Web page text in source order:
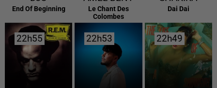
End Of Beginning
Le Chant Des
Colombes
Dai Dai
22h55
22h55 22h53
22h53 22h49
22h49